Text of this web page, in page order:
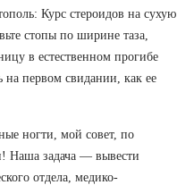
Курс стероидов на сухую
стопы по ширине таза,
в естественном прогибе
на первом свидании, как ее
ногти, мой совет, по
Наша задача — вывести
отдела, медико-